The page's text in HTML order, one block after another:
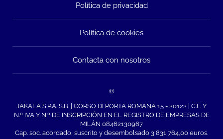
Política de privacidad
Política de cookies
Contacta con nosotros
©
JAKALA S.P.A. S.B. | CORSO DI PORTA ROMANA 15 - 20122 | C.F. Y
N.º IVA Y N.º DE INSCRIPCIÓN EN EL REGISTRO DE EMPRESAS DE
MILÁN 08462130967
Cap. soc. acordado, suscrito y desembolsado 3 831 764,00 euros.